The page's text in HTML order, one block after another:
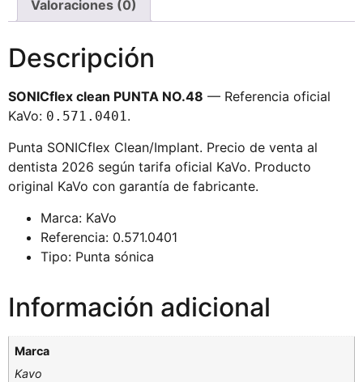
Valoraciones (0)
Descripción
SONICflex clean PUNTA NO.48 — Referencia oficial
KaVo: 0.571.0401.
Punta SONICflex Clean/Implant. Precio de venta al
dentista 2026 según tarifa oficial KaVo. Producto
original KaVo con garantía de fabricante.
Marca: KaVo
Referencia: 0.571.0401
Tipo: Punta sónica
Información adicional
Marca
Kavo